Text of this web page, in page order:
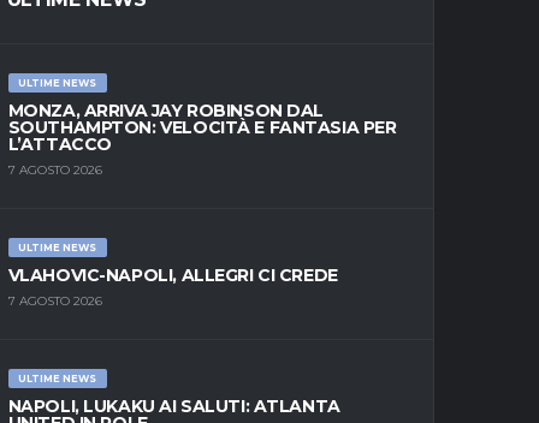
ULTIME NEWS
MONZA, ARRIVA JAY ROBINSON DAL
SOUTHAMPTON: VELOCITÀ E FANTASIA PER
L’ATTACCO
7 AGOSTO 2026
ULTIME NEWS
VLAHOVIC-NAPOLI, ALLEGRI CI CREDE
7 AGOSTO 2026
ULTIME NEWS
NAPOLI, LUKAKU AI SALUTI: ATLANTA